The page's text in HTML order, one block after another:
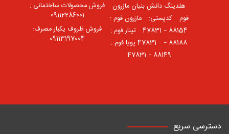
هلدینگ دانش بنیان مازرون
فوم ⠀کدپستی: ⠀مازرون فوم :
88154 – 47831 ⠀تینار فوم :
88188 – 47831⠀ پویا فوم :
88149 – 47831
فروش محصولات ساختمانی :
09112286001
فروش ظروف یکبار مصرف:
09113197004
دسترسی سریع